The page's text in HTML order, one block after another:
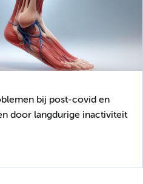
bij post-covid en
door langdurige inactiviteit